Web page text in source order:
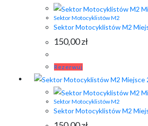
Sektor Motocyklistów M2
Sektor Motocyklistów M2
150,00zł
Rezerwuj
Sektor Motocyklistów M2
Sektor Motocyklistów M2